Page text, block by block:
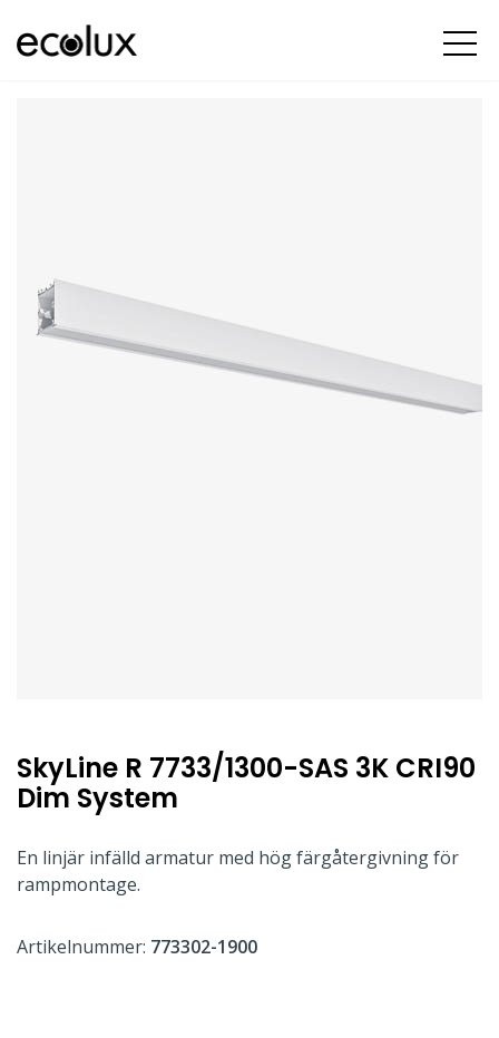
SkyLine R 7733/1300-SAS 3K CRI90
Dim System
En linjär infälld armatur med hög färgåtergivning för
rampmontage.
Artikelnummer: 773302-1900